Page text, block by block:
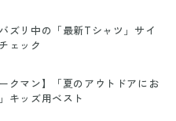
ズリ中の「最新Tシャツ」サイ
ェック
クマン】「夏のアウトドアにお
キッズ用ベスト